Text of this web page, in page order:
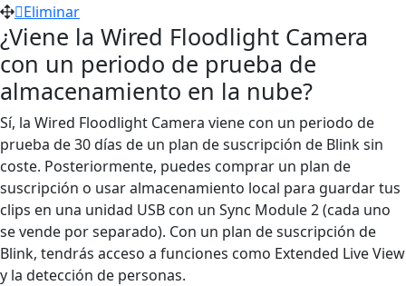
Eliminar
¿Viene la Wired Floodlight Camera
con un periodo de prueba de
almacenamiento en la nube?
Sí, la Wired Floodlight Camera viene con un periodo de
prueba de 30 días de un plan de suscripción de Blink sin
coste. Posteriormente, puedes comprar un plan de
suscripción o usar almacenamiento local para guardar tus
clips en una unidad USB con un Sync Module 2 (cada uno
se vende por separado). Con un plan de suscripción de
Blink, tendrás acceso a funciones como Extended Live View
y la detección de personas.